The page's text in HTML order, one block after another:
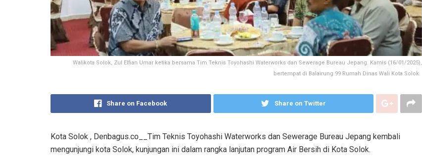
Walikota Solok, Zul Elfian Umar ketika bersama Tim Teknis Toyohashi Waterworks dan Sewerage Bureau Jepang. Kamis (16/01/2025),
bertempat di Balairung 99 Rumah Dinas Wali Kota Solok.
Share on Facebook Share on Twitter
Kota Solok , Denbagus.co__Tim Teknis Toyohashi Waterworks dan Sewerage Bureau Jepang kembali
mengunjungi kota Solok, kunjungan ini dalam rangka lanjutan program Air Bersih di Kota Solok.